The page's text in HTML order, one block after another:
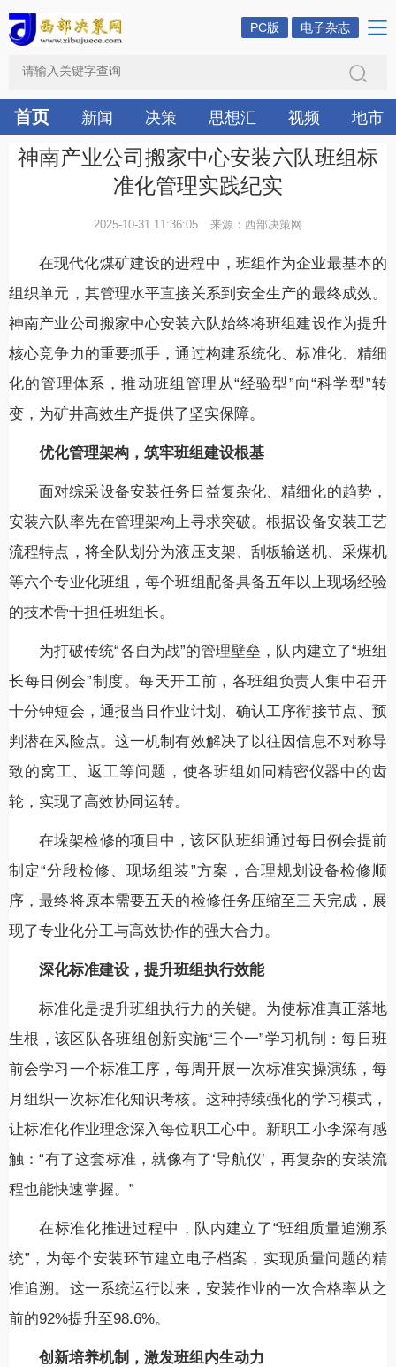
PC版 电子杂志
首页 新闻 决策 思想汇 视频 地市
神南产业公司搬家中心安装六队班组标
准化管理实践纪实
2025-10-31 11:36:05 来源：西部决策网
在现代化煤矿建设的进程中，班组作为企业最基本的
组织单元，其管理水平直接关系到安全生产的最终成效。
神南产业公司搬家中心安装六队始终将班组建设作为提升
核心竞争力的重要抓手，通过构建系统化、标准化、精细
化的管理体系，推动班组管理从“经验型”向“科学型”转
变，为矿井高效生产提供了坚实保障。
优化管理架构，筑牢班组建设根基
面对综采设备安装任务日益复杂化、精细化的趋势，
安装六队率先在管理架构上寻求突破。根据设备安装工艺
流程特点，将全队划分为液压支架、刮板输送机、采煤机
等六个专业化班组，每个班组配备具备五年以上现场经验
的技术骨干担任班组长。
为打破传统“各自为战”的管理壁垒，队内建立了“班组
长每日例会”制度。每天开工前，各班组负责人集中召开
十分钟短会，通报当日作业计划、确认工序衔接节点、预
判潜在风险点。这一机制有效解决了以往因信息不对称导
致的窝工、返工等问题，使各班组如同精密仪器中的齿
轮，实现了高效协同运转。
在垛架检修的项目中，该区队班组通过每日例会提前
制定“分段检修、现场组装”方案，合理规划设备检修顺
序，最终将原本需要五天的检修任务压缩至三天完成，展
现了专业化分工与高效协作的强大合力。
深化标准建设，提升班组执行效能
标准化是提升班组执行力的关键。为使标准真正落地
生根，该区队各班组创新实施“三个一”学习机制：每日班
前会学习一个标准工序，每周开展一次标准实操演练，每
月组织一次标准化知识考核。这种持续强化的学习模式，
让标准化作业理念深入每位职工心中。新职工小李深有感
触：“有了这套标准，就像有了‘导航仪’，再复杂的安装流
程也能快速掌握。”
在标准化推进过程中，队内建立了“班组质量追溯系
统”，为每个安装环节建立电子档案，实现质量问题的精
准追溯。这一系统运行以来，安装作业的一次合格率从之
前的92%提升至98.6%。
创新培养机制，激发班组内生动力